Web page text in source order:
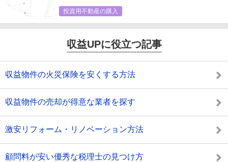
投資用不動産の購入
収益UPに役立つ記事
収益物件の火災保険を安くする方法
収益物件の売却が得意な業者を探す
激安リフォーム・リノベーション方法
顧問料が安い優秀な税理士の見つけ方